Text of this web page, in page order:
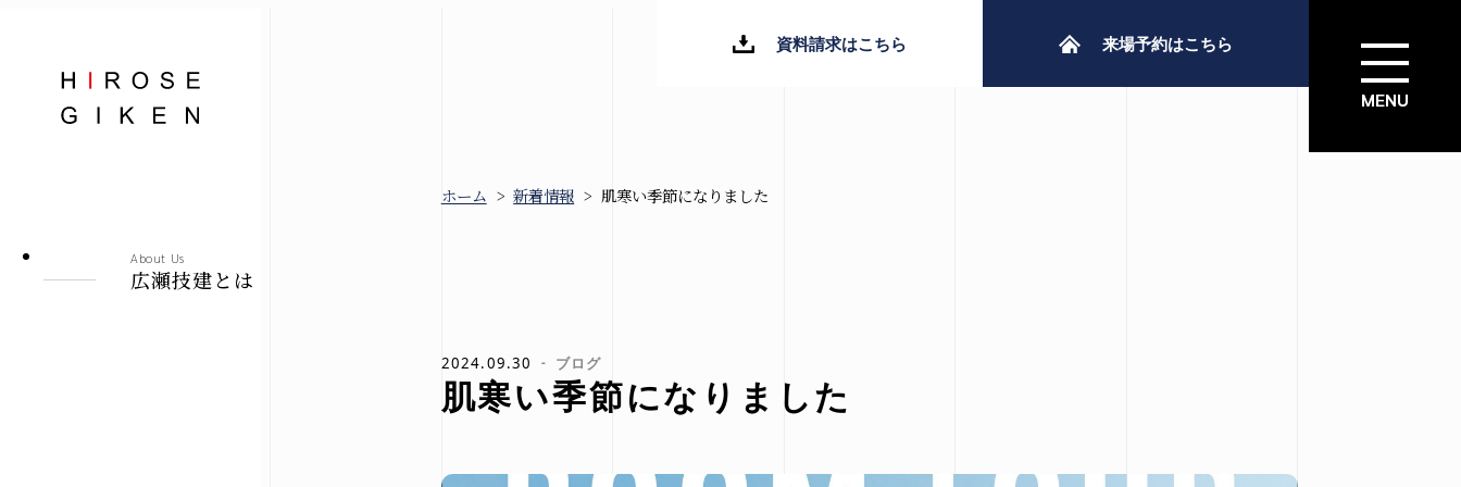
株式会社広瀬技建
About Us
広瀬技建とは
ホーム > 新着情報 > 肌寒い季節になりました
2024.09.30 ブログ
肌寒い季節になりました
資料請求はこちら 来場予約はこちら
-シエロ・ソーレ-
イベント情報